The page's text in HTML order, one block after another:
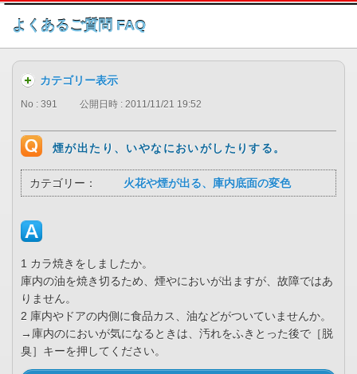
このページの本文へ
よくあるご質問 FAQ
カテゴリー表示
No : 391 公開日時 : 2011/11/21 19:52
煙が出たり、いやなにおいがしたりする。
カテゴリー： 火花や煙が出る、庫内底面の変色
1 カラ焼きをしましたか。
庫内の油を焼き切るため、煙やにおいが出ますが、故障ではあ
りません。
2 庫内やドアの内側に食品カス、油などがついていませんか。
→庫内のにおいが気になるときは、汚れをふきとった後で［脱
臭］キーを押してください。